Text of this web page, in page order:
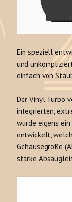
Ein speziell
und
einfach von
Der Vinyl Turbo
integrierten,
wurde eigens
entwickelt,
Gehäusegröße
starke